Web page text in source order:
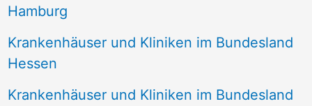
Hamburg
Krankenhäuser und Kliniken im Bundesland
Hessen
Krankenhäuser und Kliniken im Bundesland